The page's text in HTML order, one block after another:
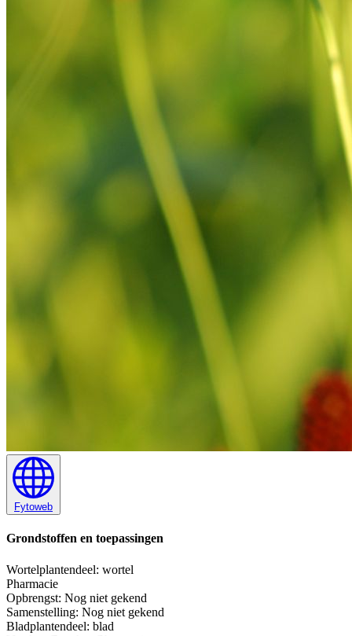
Fytoweb
Grondstoffen en toepassingen
Wortelplantendeel: wortel
Pharmacie
Opbrengst: Nog niet gekend
Samenstelling: Nog niet gekend
Bladplantendeel: blad